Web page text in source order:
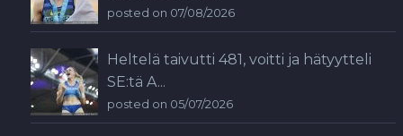
posted on 07/08/2026
Heltelä taivutti 481, voitti ja hätyytteli
SE:tä A...
posted on 05/07/2026